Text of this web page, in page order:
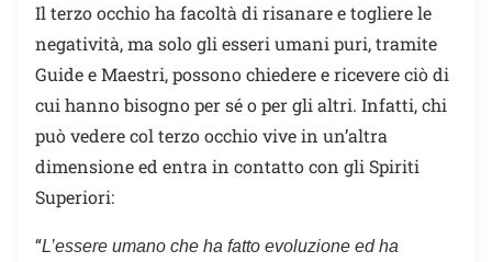
Il terzo occhio ha facoltà di risanare e togliere le
negatività, ma solo gli esseri umani puri, tramite
Guide e Maestri, possono chiedere e ricevere ciò di
cui hanno bisogno per sé o per gli altri. Infatti, chi
può vedere col terzo occhio vive in un’altra
dimensione ed entra in contatto con gli Spiriti
Superiori:
“L’essere umano che ha fatto evoluzione ed ha